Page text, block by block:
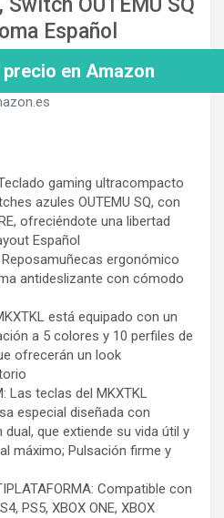
Switch OUTEMU SQ
Español
en Amazon
gaming ultracompacto
azules OUTEMU SQ, con
ofreciéndote una libertad
Español
Reposamuñecas ergonómico
antideslizante con cómodo
está equipado con un
a 5 colores y 10 perfiles de
ofrecerán un look
Las teclas del MKXTKL
especial diseñada con
que extiende su vida útil y
máximo; Pulsación firme y
Compatible con
PS5, XBOX ONE, XBOX